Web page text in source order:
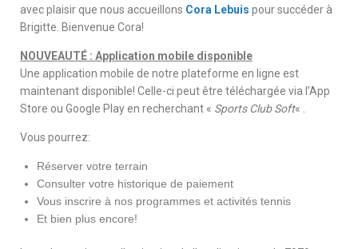
avec plaisir que nous accueillons Cora Lebuis pour succéder à
Brigitte. Bienvenue Cora!
NOUVEAUTÉ : Application mobile disponible
Une application mobile de notre plateforme en ligne est
maintenant disponible! Celle-ci peut être téléchargée via l’App
Store ou Google Play en recherchant « Sports Club Soft« .
Vous pourrez:
Réserver votre terrain
Consulter votre historique de paiement
Vous inscrire à nos programmes et activités tennis
Et bien plus encore!